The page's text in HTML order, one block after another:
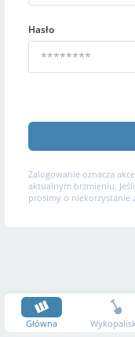
Hasło
Zalogowanie oznacza
aktualnym brzmieniu.
prosimy o niekorzystanie
Główna